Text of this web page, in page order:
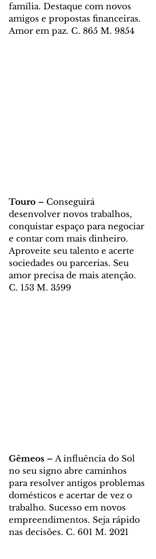
família. Destaque com novos
amigos e propostas financeiras.
Amor em paz. C. 865 M. 9854
Touro – Conseguirá
desenvolver novos trabalhos,
conquistar espaço para negociar
e contar com mais dinheiro.
Aproveite seu talento e acerte
sociedades ou parcerias. Seu
amor precisa de mais atenção.
C. 153 M. 3599
Gêmeos – A influência do Sol
no seu signo abre caminhos
para resolver antigos problemas
domésticos e acertar de vez o
trabalho. Sucesso em novos
empreendimentos. Seja rápido
nas decisões. C. 601 M. 2021